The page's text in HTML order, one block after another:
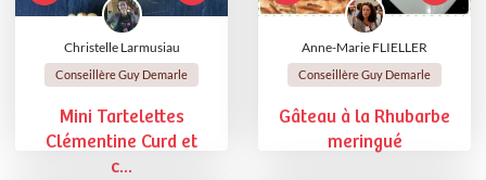
Christelle Larmusiau
Conseillère Guy Demarle
Mini Tartelettes
Clémentine Curd et
c...
Anne-Marie FLIELLER
Conseillère Guy Demarle
Gâteau à la Rhubarbe
meringué